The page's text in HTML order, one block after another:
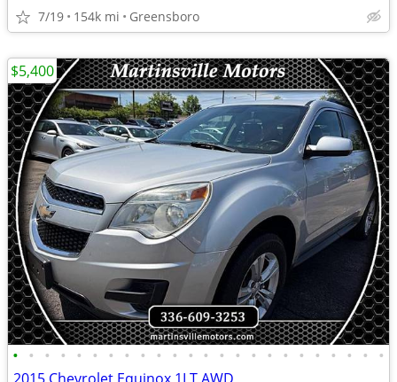
7/19 154k mi Greensboro
• • • • • • • • • • • • • • • • • • • • • • • •
$5,400